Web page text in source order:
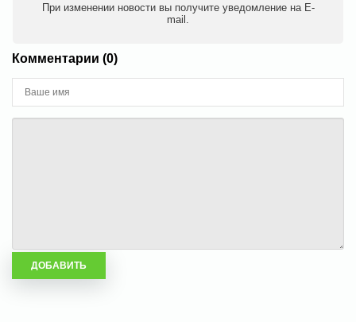
При изменении новости вы получите уведомление на E-
mail.
Комментарии (0)